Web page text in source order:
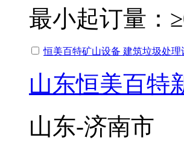
最小起订量：
恒美百特矿山设备 建筑垃圾处理
山东恒美百特
山东-济南市